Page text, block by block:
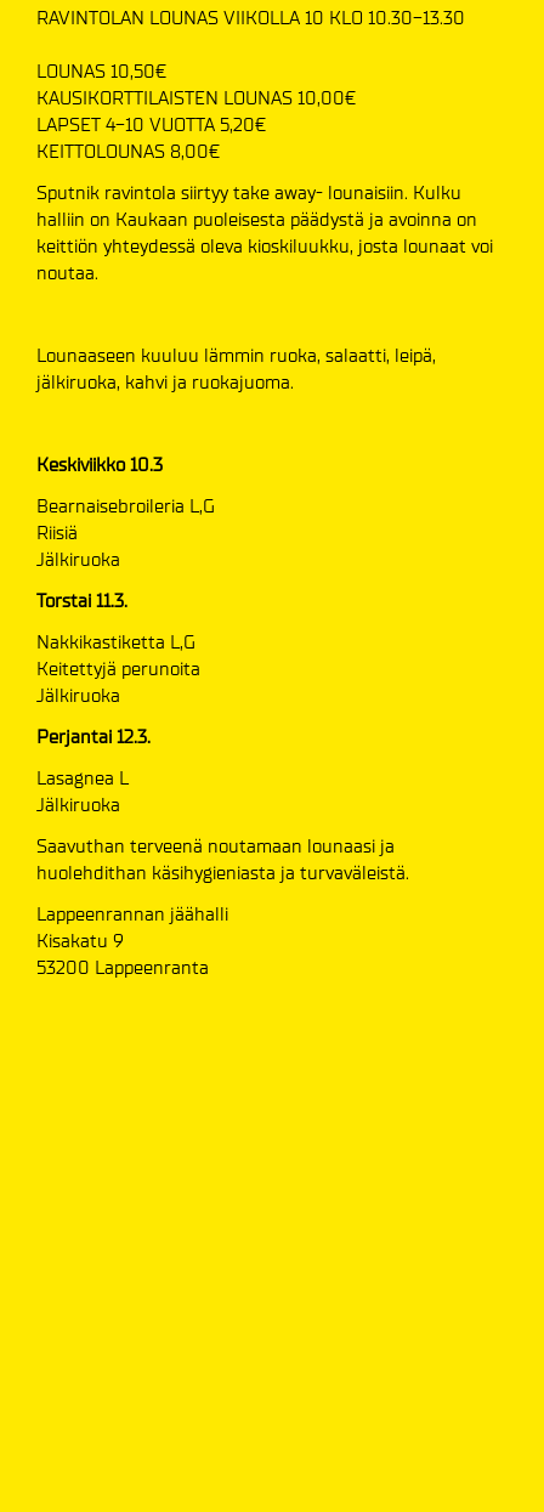
RAVINTOLAN LOUNAS VIIKOLLA 10 KLO 10.30-13.30
LOUNAS 10,50€
KAUSIKORTTILAISTEN LOUNAS 10,00€
LAPSET 4-10 VUOTTA 5,20€
​​​​​​​KEITTOLOUNAS 8,00€
Sputnik ravintola siirtyy take away- lounaisiin. Kulku
halliin on Kaukaan puoleisesta päädystä ja avoinna on
keittiön yhteydessä oleva kioskiluukku, josta lounaat voi
noutaa.
Lounaaseen kuuluu lämmin ruoka, salaatti, leipä,
jälkiruoka, kahvi ja ruokajuoma.
Keskiviikko 10.3
Bearnaisebroileria L,G
Riisiä
Jälkiruoka
Torstai 11.3.
Nakkikastiketta L,G
Keitettyjä perunoita
Jälkiruoka
Perjantai 12.3.
Lasagnea L
Jälkiruoka
Saavuthan terveenä noutamaan lounaasi ja
huolehdithan käsihygieniasta ja turvaväleistä.
​​​​​​​Lappeenrannan jäähalli
Kisakatu 9
53200 Lappeenranta